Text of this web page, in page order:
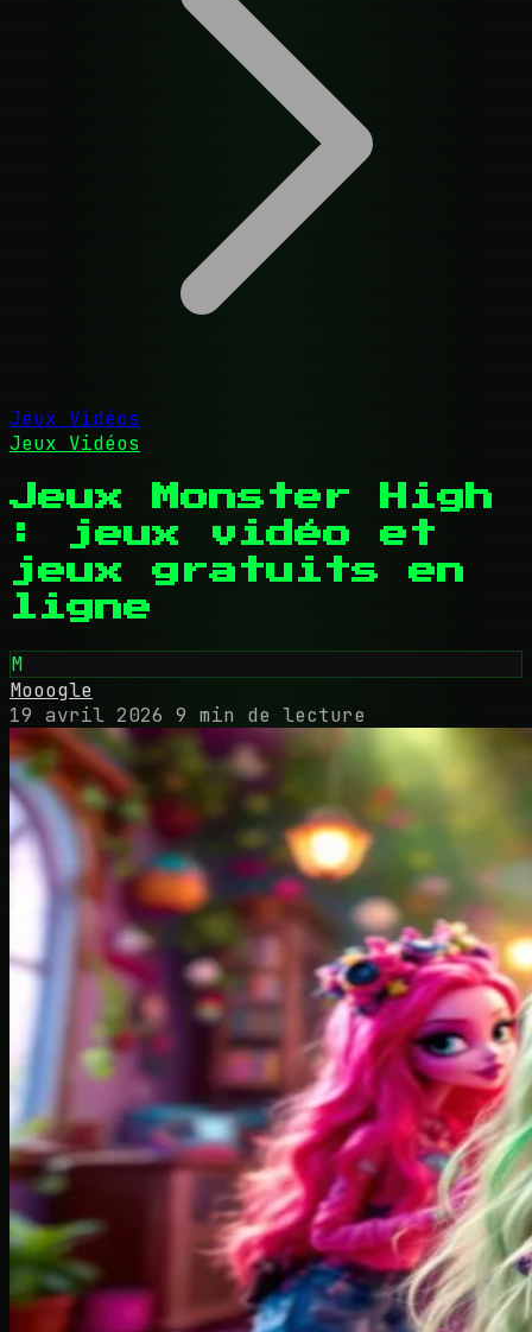
Jeux Vidéos
Jeux Vidéos
Jeux Monster High
: jeux vidéo et
jeux gratuits en
ligne
M
Mooogle
19 avril 2026 9 min de lecture